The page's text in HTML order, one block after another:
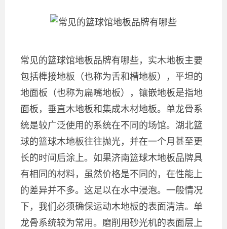
常见的篮球馆地板品牌有哪些，实木地板主要
包括榫接地板（也称为舌和槽地板），平坦的
地面板（也称为扁嘴地板），镶嵌地板是指地
面板，垂直木地板和集成木材地板。单龙骨系
统是较广泛使用的系统在不同的场馆。湖北篮
球的篮球木地板往往抛光，并在一个月甚至更
长的时间后涂上。如果济南篮球木地板品牌具
有相同的材料，虽然价格是不同的，在性能上
的差异并不多。这足以在水中浸泡。一般情况
下，我们必须确保运动木地板的表面清洁。单
龙骨系统较为常用。磨削用砂光机的表面层上